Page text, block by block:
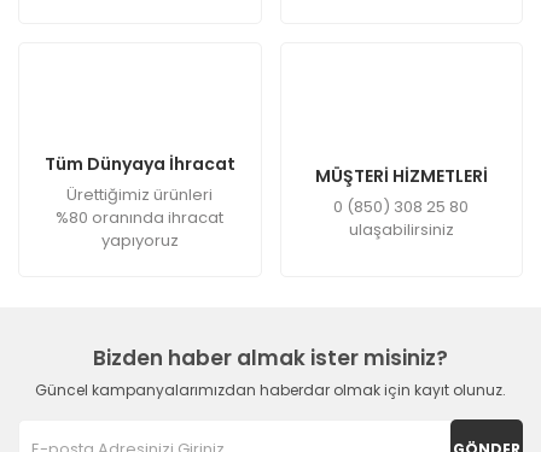
Tüm Dünyaya İhracat
Ürettiğimiz ürünleri
%80 oranında ihracat
yapıyoruz
MÜŞTERİ HİZMETLERİ
0 (850) 308 25 80
ulaşabilirsiniz
Bizden haber almak ister misiniz?
Güncel kampanyalarımızdan haberdar olmak için kayıt olunuz.